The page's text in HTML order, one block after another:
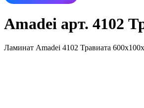
Amadei арт. 4102
Ламинат Amadei 4102 Травиата